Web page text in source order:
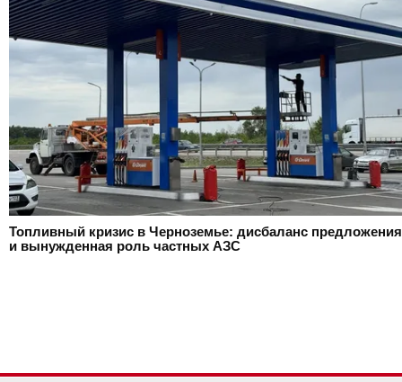
Топливный кризис в Черноземье: дисбаланс предложения
и вынужденная роль частных АЗС